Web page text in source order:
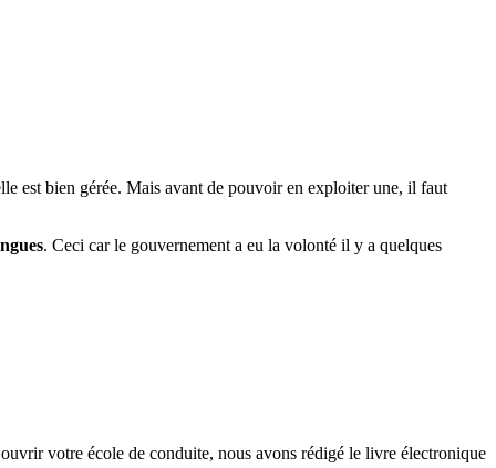
est bien gérée. Mais avant de pouvoir en exploiter une, il faut
. Ceci car le gouvernement a eu la volonté il y a quelques
votre école de conduite, nous avons rédigé le livre électronique